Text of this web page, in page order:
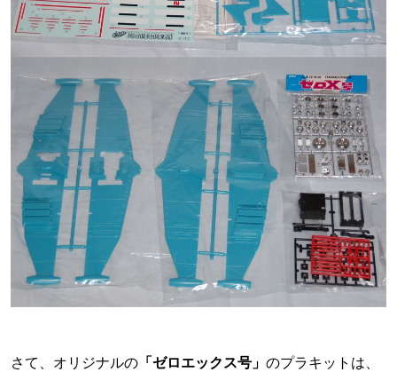
さて、オリジナルの 「ゼロエックス号」 のプラキットは、